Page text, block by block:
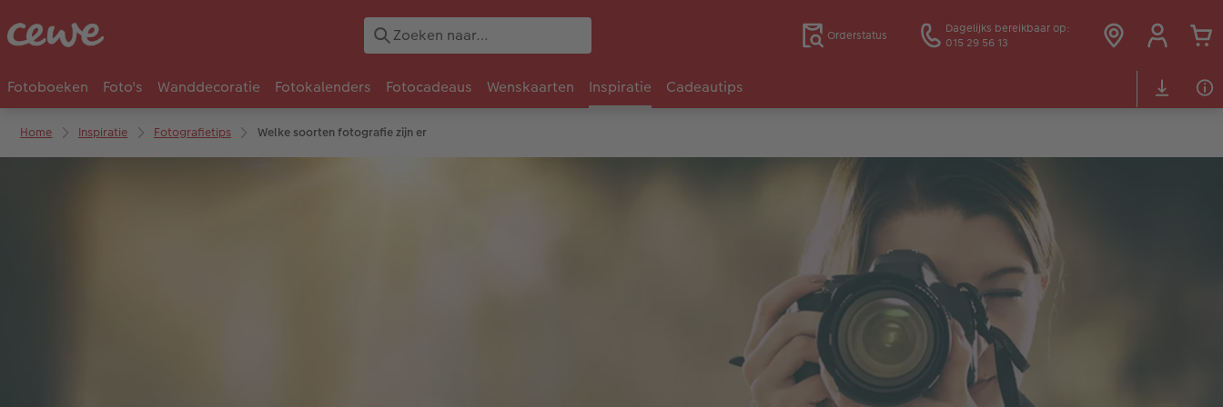
Orderstatus
Dagelijks bereikbaar op:
015 29 56 13
Fotoboeken Foto's Wanddecoratie Fotokalenders Fotocadeaus Wenskaarten Inspiratie Cadeautips
Home Inspiratie Fotografietips Welke soorten fotografie zijn er